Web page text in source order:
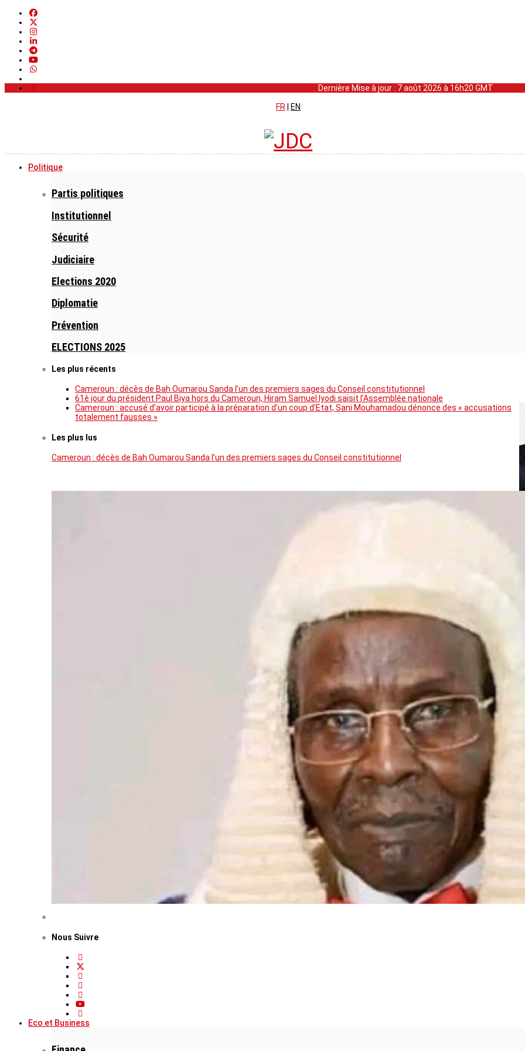
Dernière Mise à jour : 7 août 2026 à 16h20 GMT
FR
EN
Politique
Partis politiques
Institutionnel
Sécurité
Judiciaire
Elections 2020
Diplomatie
Prévention
ELECTIONS 2025
Les plus récents
Cameroun : décès de Bah Oumarou Sanda l’un des premiers sages du Conseil constitutionnel
61è jour du président Paul Biya hors du Cameroun, Hiram Samuel Iyodi saisit l’Assemblée nationale
Cameroun : accusé d’avoir participé à la préparation d’un coup d’Etat, Sani Mouhamadou dénonce des « accusations
totalement fausses »
Les plus lus
Cameroun : décès de Bah Oumarou Sanda l’un des premiers sages du Conseil constitutionnel
Nous Suivre
Eco et Business